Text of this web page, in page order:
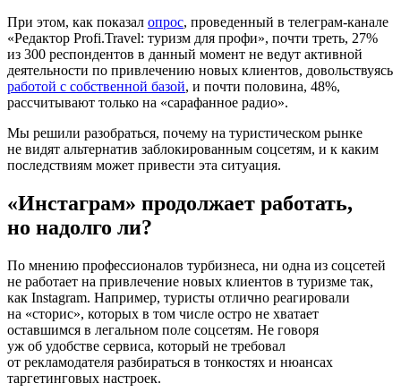
При этом, как показал опрос, проведенный в телеграм-канале
«Редактор Profi.Travel: туризм для профи», почти треть, 27%
из 300 респондентов в данный момент не ведут активной
деятельности по привлечению новых клиентов, довольствуясь
работой с собственной базой, и почти половина, 48%,
рассчитывают только на «сарафанное радио».
Мы решили разобраться, почему на туристическом рынке
не видят альтернатив заблокированным соцсетям, и к каким
последствиям может привести эта ситуация.
«Инстаграм» продолжает работать,
но надолго ли?
По мнению профессионалов турбизнеса, ни одна из соцсетей
не работает на привлечение новых клиентов в туризме так,
как Instagram. Например, туристы отлично реагировали
на «сторис», которых в том числе остро не хватает
оставшимся в легальном поле соцсетям. Не говоря
уж об удобстве сервиса, который не требовал
от рекламодателя разбираться в тонкостях и нюансах
таргетинговых настроек.